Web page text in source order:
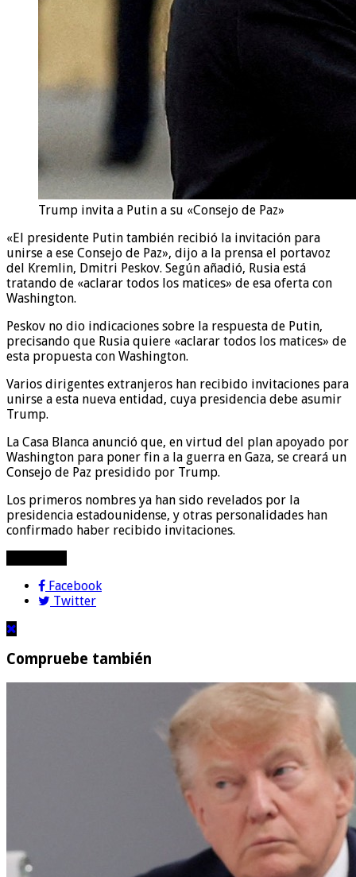
Trump invita a Putin a su «Consejo de Paz»
«El presidente Putin también recibió la invitación para
unirse a ese Consejo de Paz», dijo a la prensa el portavoz
del Kremlin, Dmitri Peskov. Según añadió, Rusia está
tratando de «aclarar todos los matices» de esa oferta con
Washington.
Peskov no dio indicaciones sobre la respuesta de Putin,
precisando que Rusia quiere «aclarar todos los matices» de
esta propuesta con Washington.
Varios dirigentes extranjeros han recibido invitaciones para
unirse a esta nueva entidad, cuya presidencia debe asumir
Trump.
La Casa Blanca anunció que, en virtud del plan apoyado por
Washington para poner fin a la guerra en Gaza, se creará un
Consejo de Paz presidido por Trump.
Los primeros nombres ya han sido revelados por la
presidencia estadounidense, y otras personalidades han
confirmado haber recibido invitaciones.
Facebook
Twitter
Compruebe también